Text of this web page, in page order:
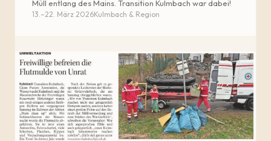
Müll entlang des Mains. Transition Kulmbach war dabei!
13.–22. März 2026Kulmbach & Region